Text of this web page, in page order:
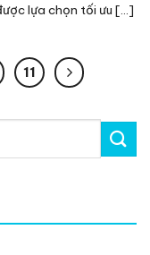
lựa chọn tối ưu [...]
11